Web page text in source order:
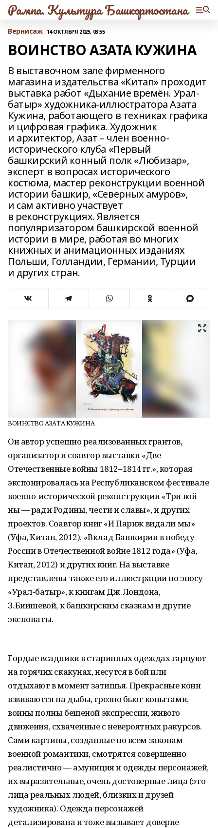
Рампа. Культура Башкортостана
Вернисаж 14 ОКТЯБРЯ 2025, 03:55
ВОИНСТВО АЗАТА КУЖИНА
В выставочном зале фирменного
магазина издательства «Китап» проходит
выставка работ «Дыхание времён. Урал-
батыр» художника-иллюстратора Азата
Кужина, работающего в техниках графика
и цифровая графика. Художник
и архитектор, Азат – член военно-
исторического клуба «Первый
башкирский конный полк «Любизар»,
эксперт в вопросах исторического
костюма, мастер реконструкции военной
истории башкир, «Северных амуров»,
и сам активно участвует
в реконструкциях. Является
популяризатором башкирской военной
истории в мире, работая во многих
книжных и анимационных изданиях
Польши, Голландии, Германии, Турции
и других стран.
ВОИНСТВО АЗАТА КУЖИНА
Он автор успешно реализованных грантов,
организатор и соавтор выставки «Две
Отечественные войны 1812–1814 гг.», которая
экспонировалась на Республиканском фестивале
военно-исторической реконструкции «Три вой­
ны — ради Родины, чести и славы», и других
проектов. Соавтор книг «И Париж видали мы»
(Уфа, Китап, 2012), «Вклад Башкирии в победу
России в Отечественной войне 1812 года» (Уфа,
Китап, 2012) и других книг. На выставке
представлены также его иллюстрации по эпосу
«Урал-батыр», к книгам Дж. Лондона,
З. Биишевой, к башкирским сказкам и другие
экспонаты.
Гордые всадники в старинных одеждах гарцуют
на горячих скакунах, несутся в бой или
отдыхают в момент затишья. Прекрасные кони
взвиваются на дыбы, грозно бьют копытами,
воины полны бешеной экспрессии, живого
движения, схваченные с невероятных ракурсов.
Сами картины, созданные по всем законам
военной романтики, смотрятся совершенно
реалистично — амуниция и одежды персонажей,
их выразительные, очень достоверные лица (это
лица реальных людей, близких и друзей
художника). Одежда персонажей
детализирована и тоже вызывает доверие